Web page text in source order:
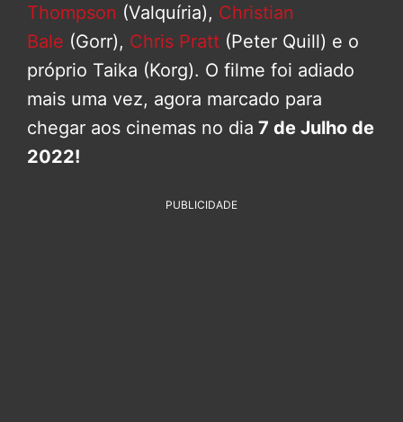
Thompson (Valquíria), Christian
Bale (Gorr), Chris Pratt (Peter Quill) e o
próprio Taika (Korg). O filme foi adiado
mais uma vez, agora marcado para
chegar aos cinemas no dia 7 de Julho de
2022!
PUBLICIDADE